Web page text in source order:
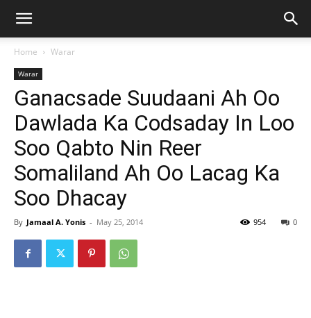
Home Warar
Warar
Ganacsade Suudaani Ah Oo
Dawlada Ka Codsaday In Loo
Soo Qabto Nin Reer
Somaliland Ah Oo Lacag Ka
Soo Dhacay
By Jamaal A. Yonis - May 25, 2014 0
954